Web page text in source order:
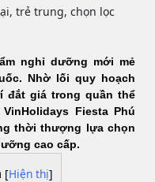
trẻ trung, chọn lọc
nghỉ dưỡng mới mẻ
Nhờ lối quy hoạch
đắt giá trong quần thể
Fiesta Phú
thời thượng lựa chọn
cao cấp.
[Hiện thị]